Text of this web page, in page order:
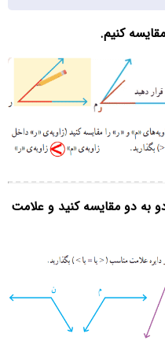
به دو مقایسه کنید و علامت